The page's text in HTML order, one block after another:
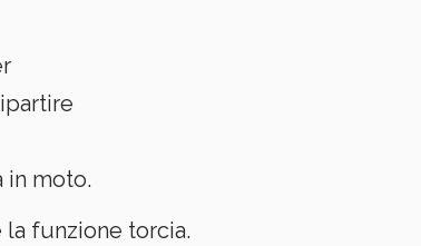
in moto.
funzione torcia.